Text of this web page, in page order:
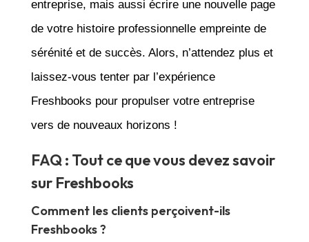
entreprise, mais aussi écrire une nouvelle page
de votre histoire professionnelle empreinte de
sérénité et de succès. Alors, n’attendez plus et
laissez-vous tenter par l’expérience
Freshbooks pour propulser votre entreprise
vers de nouveaux horizons !
FAQ : Tout ce que vous devez savoir
sur Freshbooks
Comment les clients perçoivent-ils
Freshbooks ?